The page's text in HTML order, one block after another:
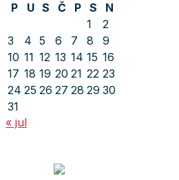
P
U S Č P S
N
1
2
3
4 5 6 7 8
9
10 11 12 13 14 15 16
17 18 19 20 21 22 23
24 25 26 27 28 29 30
31
« jul